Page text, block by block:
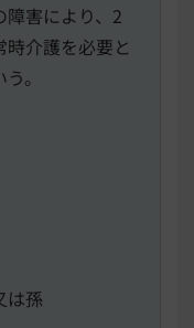
障害により、2
介護を必要と
。
孫